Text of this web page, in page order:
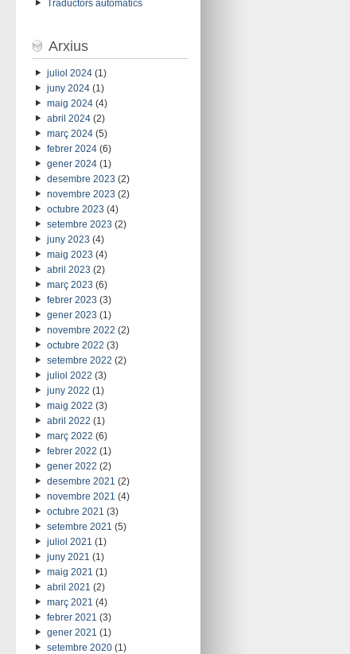
Traductors automàtics
Arxius
juliol 2024(1)
juny 2024(1)
maig 2024(4)
abril 2024(2)
març 2024(5)
febrer 2024(6)
gener 2024(1)
desembre 2023 (2)
novembre 2023 (2)
octubre 2023 (4)
setembre 2023 (2)
juny 2023 (4)
maig 2023 (4)
abril 2023 (2)
març 2023 (6)
febrer 2023 (3)
gener 2023 (1)
novembre 2022 (2)
octubre 2022 (3)
setembre 2022 (2)
juliol 2022 (3)
juny 2022 (1)
maig 2022 (3)
abril 2022 (1)
març 2022 (6)
febrer 2022 (1)
gener 2022 (2)
desembre 2021 (2)
novembre 2021 (4)
octubre 2021 (3)
setembre 2021 (5)
juliol 2021 (1)
juny 2021 (1)
maig 2021 (1)
abril 2021 (2)
març 2021 (4)
febrer 2021 (3)
gener 2021 (1)
setembre 2020(1)